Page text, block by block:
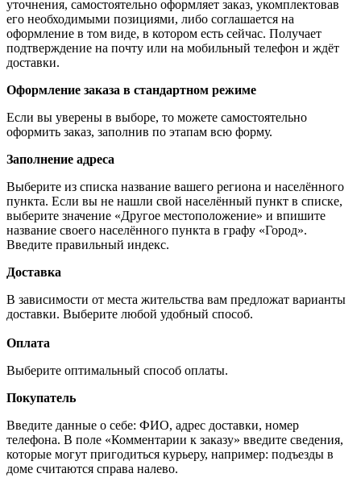
уточнения, самостоятельно оформляет заказ, укомплектовав
его необходимыми позициями, либо соглашается на
оформление в том виде, в котором есть сейчас. Получает
подтверждение на почту или на мобильный телефон и ждёт
доставки.
Оформление заказа в стандартном режиме
Если вы уверены в выборе, то можете самостоятельно
оформить заказ, заполнив по этапам всю форму.
Заполнение адреса
Выберите из списка название вашего региона и населённого
пункта. Если вы не нашли свой населённый пункт в списке,
выберите значение «Другое местоположение» и впишите
название своего населённого пункта в графу «Город».
Введите правильный индекс.
Доставка
В зависимости от места жительства вам предложат варианты
доставки. Выберите любой удобный способ.
Оплата
Выберите оптимальный способ оплаты.
Покупатель
Введите данные о себе: ФИО, адрес доставки, номер
телефона. В поле «Комментарии к заказу» введите сведения,
которые могут пригодиться курьеру, например: подъезды в
доме считаются справа налево.